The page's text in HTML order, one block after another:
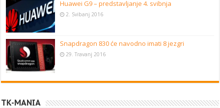
Huawei G9 – predstavljanje 4. svibnja
2. Svibanj 2016
Snapdragon 830 će navodno imati 8 jezgri
29. Travanj 2016
TK-MANIA